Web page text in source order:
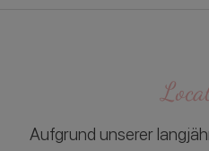
Aufgrund unserer